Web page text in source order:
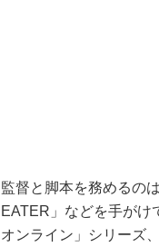
監督と脚本を務めるの
EATER」などを手がけ
オンライン」シリーズ